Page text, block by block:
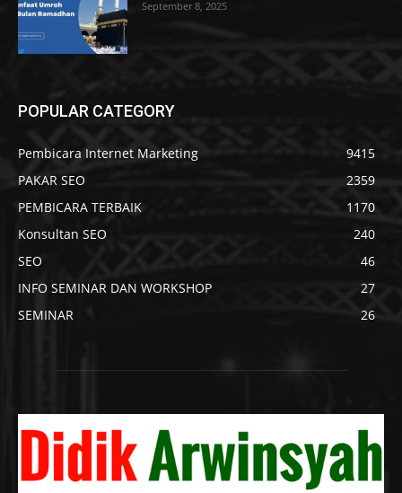
September 8, 2025
POPULAR CATEGORY
Pembicara Internet Marketing
9415
PAKAR SEO
2359
PEMBICARA TERBAIK
1170
Konsultan SEO
240
SEO
46
INFO SEMINAR DAN WORKSHOP
27
SEMINAR
26